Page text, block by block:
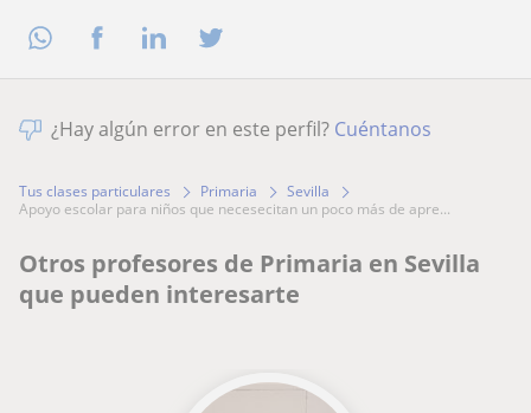
¿Hay algún error en este perfil? Cuéntanos
Tus clases particulares Primaria
Sevilla
apoyo escolar para niños que necesecitan un poco más de apre...
Otros profesores de Primaria en Sevilla
que pueden interesarte